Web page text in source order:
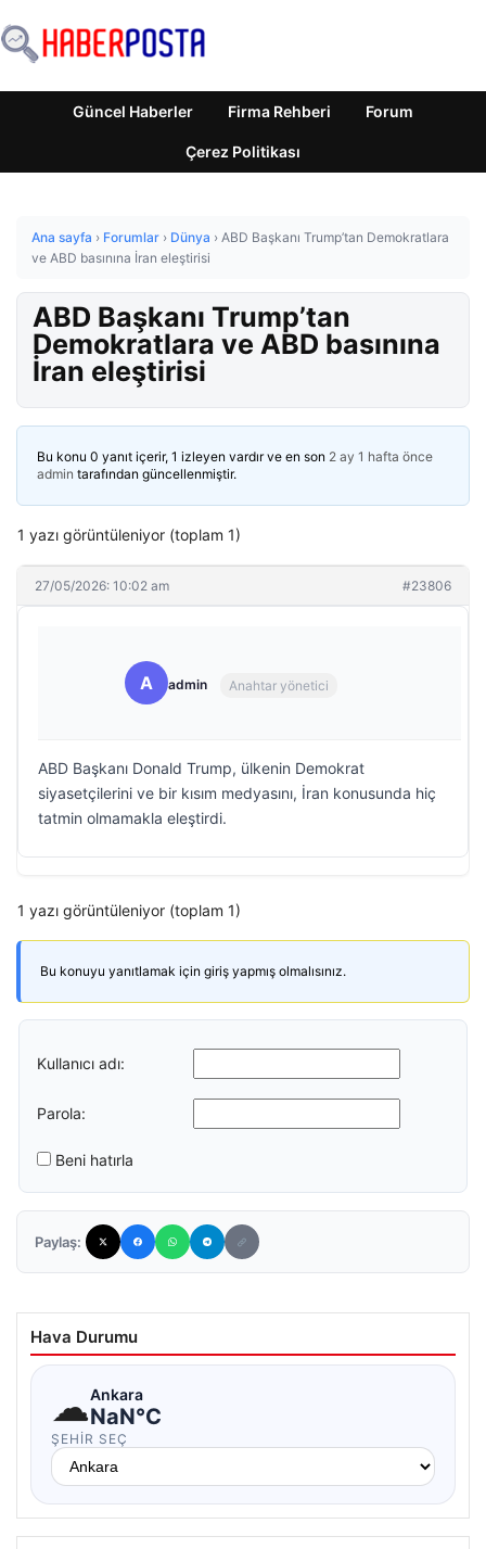
Güncel Haberler Firma Rehberi Forum
Çerez Politikası
Ana sayfa › Forumlar › Dünya › ABD Başkanı Trump’tan Demokratlara
ve ABD basınına İran eleştirisi
ABD Başkanı Trump’tan
Demokratlara ve ABD basınına
İran eleştirisi
Bu konu 0 yanıt içerir, 1 izleyen vardır ve en son 2 ay 1 hafta önce
admin tarafından güncellenmiştir.
1 yazı görüntüleniyor (toplam 1)
27/05/2026: 10:02 am #23806
A admin Anahtar yönetici
ABD Başkanı Donald Trump, ülkenin Demokrat
siyasetçilerini ve bir kısım medyasını, İran konusunda hiç
tatmin olmamakla eleştirdi.
1 yazı görüntüleniyor (toplam 1)
Bu konuyu yanıtlamak için giriş yapmış olmalısınız.
Kullanıcı adı:
Parola:
Beni hatırla
Paylaş:
Hava Durumu
☁Ankara
NaN°C
ŞEHIR SEÇ